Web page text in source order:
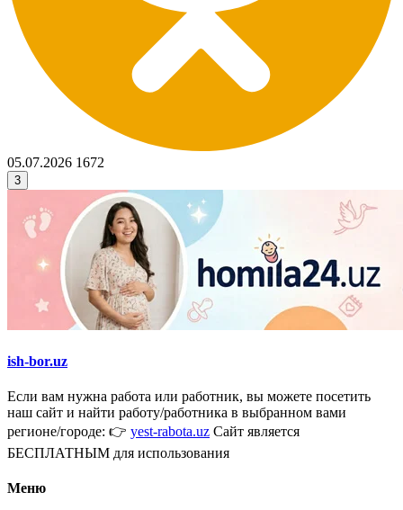
05.07.2026 1672
3
ish-bor.uz
Если вам нужна работа или работник, вы можете посетить
наш сайт и найти работу/работника в выбранном вами
регионе/городе: 👉 yest-rabota.uz Сайт является
БЕСПЛАТНЫМ для использования
Меню